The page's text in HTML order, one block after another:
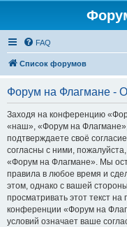
FAQ
Список форумов
Форум на Флагмане -
Заходя на конференцию
«наш», «Форум на
подтверждаете своё
согласны с ними,
«Форум на Флагмане». Мы
правила в любое время и
этом, однако с вашей
просматривать этот текст
конференции «Форум на
условий означает ваше